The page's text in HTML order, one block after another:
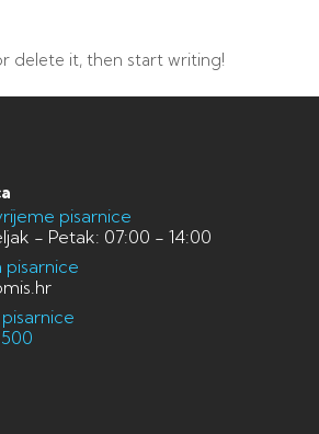
delete it, then start writing!
pisarnice
- Petak: 07:00 - 14:00
pisarnice